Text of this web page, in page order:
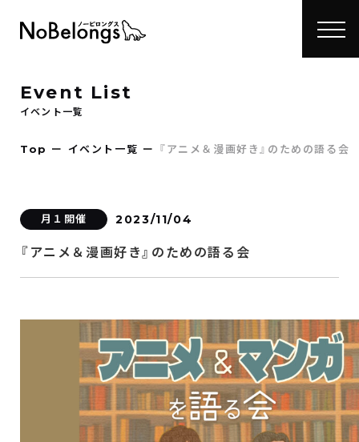
Event List
イベント一覧
Top ー イベント一覧 ー 『アニメ＆漫画好き』のための語る会
月１開催 2023/11/04
『アニメ＆漫画好き』のための語る会